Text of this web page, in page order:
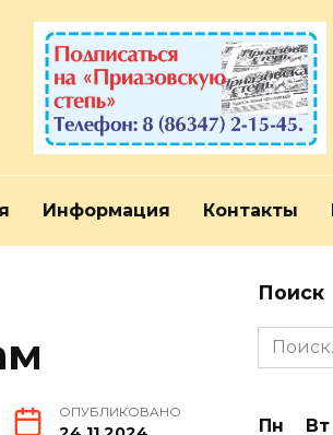
Информация Контакты
ОПУБЛИКОВАНО
Поиск
Search
for:
Пн Вт